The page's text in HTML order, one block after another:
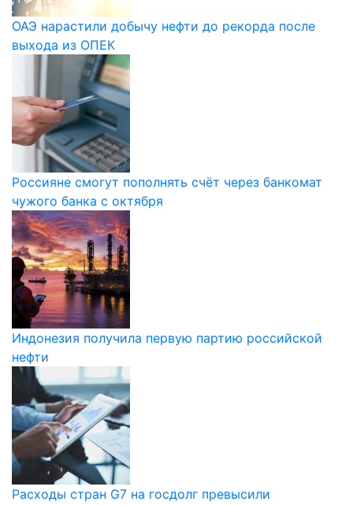
ОАЭ нарастили добычу нефти до рекорда после
выхода из ОПЕК
Россияне смогут пополнять счёт через банкомат
чужого банка с октября
Индонезия получила первую партию российской
нефти
Расходы стран G7 на госдолг превысили